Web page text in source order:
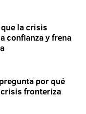
la crisis
confianza y frena
por qué
fronteriza